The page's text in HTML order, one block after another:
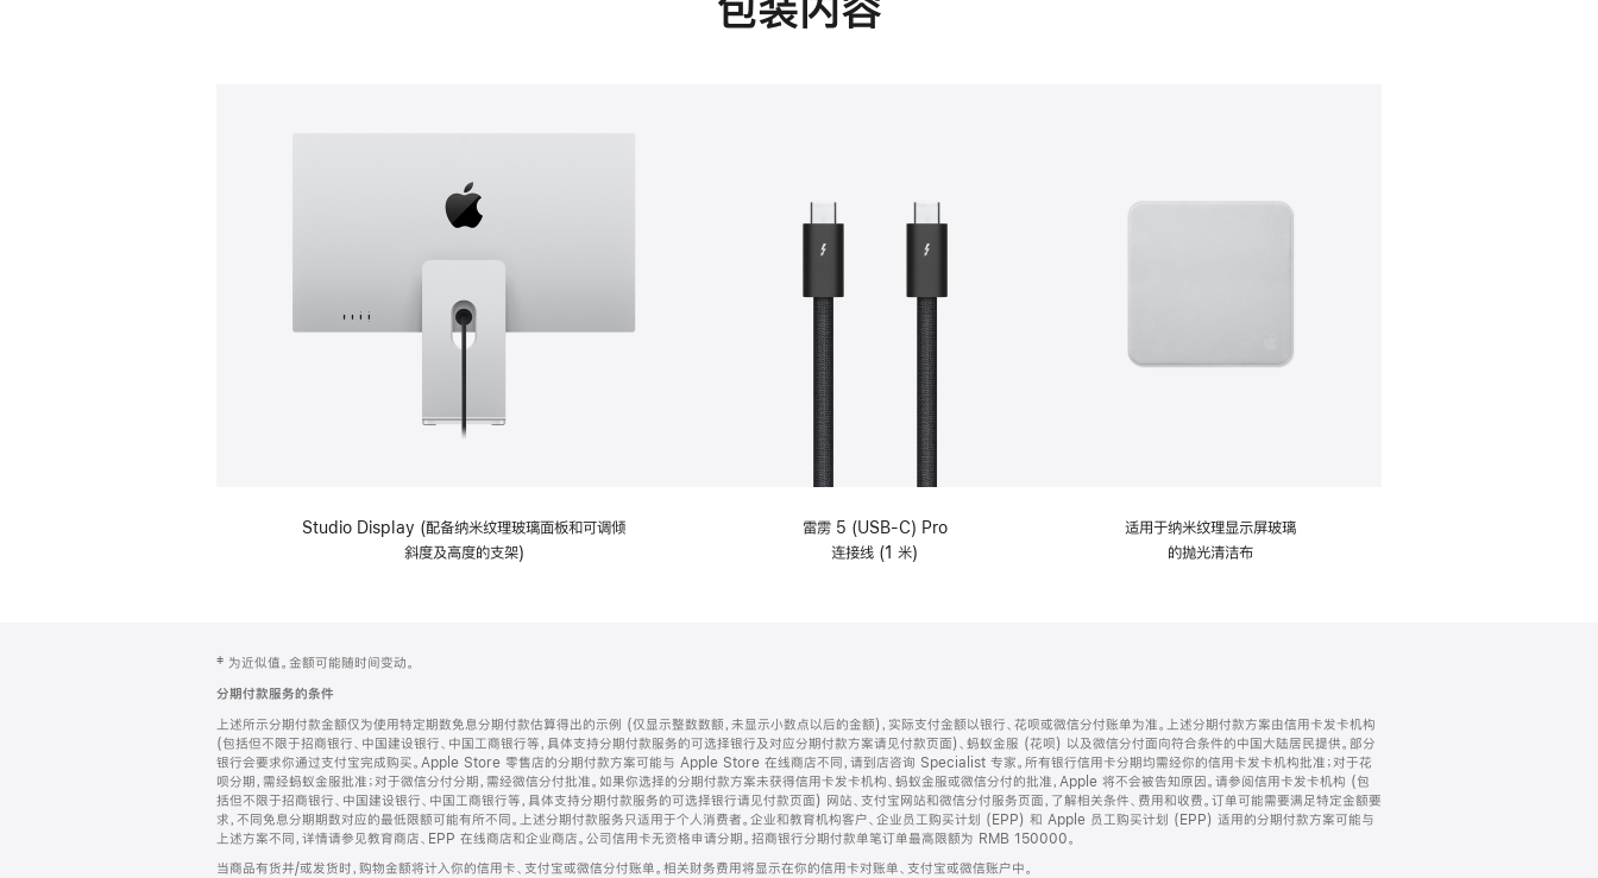
Studio Display (配备纳米纹理玻璃面板和可调倾
斜度及高度的支架)
雷雳 5 (USB-C) Pro
连接线 (1 米)
适用于纳米纹理显示屏玻璃
的抛光清洁布
页
脚
注
‡ 为近似值。金额可能随时间变动。
分期付款服务的条件
上述所示分期付款金额仅为使用特定期数免息分期付款估算得出的示例 (仅显示整数数额，未显示小数点以后的金额)，实际支付金额以银行、花呗或微信分付账单为准。上述分期付款方案由信用卡发卡机构
(包括但不限于招商银行、中国建设银行、中国工商银行等，具体支持分期付款服务的可选择银行及对应分期付款方案请见付款页面)、蚂蚁金服 (花呗) 以及微信分付面向符合条件的中国大陆居民提供。部分
银行会要求你通过支付宝完成购买。Apple Store 零售店的分期付款方案可能与 Apple Store 在线商店不同，请到店咨询 Specialist 专家。所有银行信用卡分期均需经你的信用卡发卡机构批准；对于花
呗分期，需经蚂蚁金服批准；对于微信分付分期，需经微信分付批准。如果你选择的分期付款方案未获得信用卡发卡机构、蚂蚁金服或微信分付的批准，Apple 将不会被告知原因。请参阅信用卡发卡机构 (包
括但不限于招商银行、中国建设银行、中国工商银行等，具体支持分期付款服务的可选择银行请见付款页面) 网站、支付宝网站和微信分付服务页面，了解相关条件、费用和收费。订单可能需要满足特定金额要
求，不同免息分期期数对应的最低限额可能有所不同。上述分期付款服务只适用于个人消费者。企业和教育机构客户、企业员工购买计划 (EPP) 和 Apple 员工购买计划 (EPP) 适用的分期付款方案可能与
上述方案不同，详情请参见教育商店、EPP 在线商店和企业商店。公司信用卡无资格申请分期。招商银行分期付款单笔订单最高限额为 RMB 150000。
当商品有货并/或发货时，购物金额将计入你的信用卡、支付宝或微信分付账单。相关财务费用将显示在你的信用卡对账单、支付宝或微信账户中。